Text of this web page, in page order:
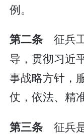
例。
第二条 征兵
导，贯彻习近
事战略方针，
仗，依法、精
第三条 征兵